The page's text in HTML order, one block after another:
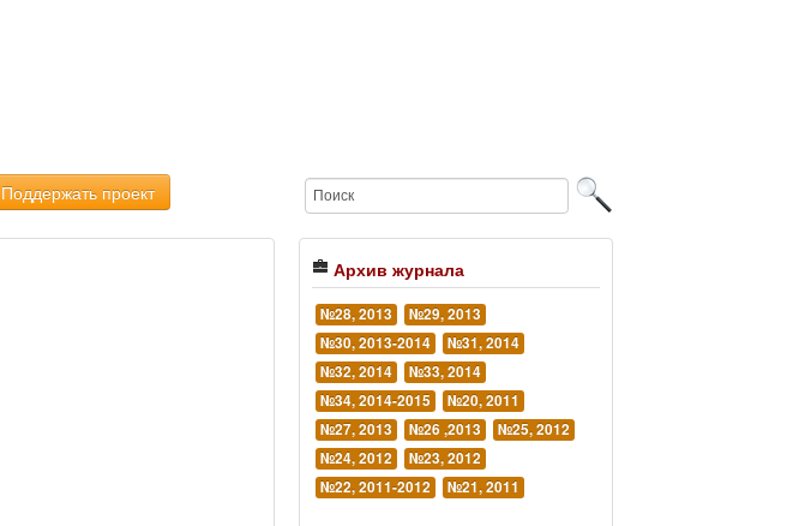
Поддержать проект
Архив журнала
№28, 2013
№29, 2013
№30, 2013-2014
№31, 2014
№32, 2014
№33, 2014
№34, 2014-2015
№20, 2011
№27, 2013
№26 ,2013
№25, 2012
№24, 2012
№23, 2012
№22, 2011-2012
№21, 2011